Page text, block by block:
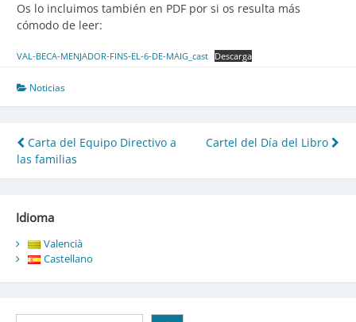
Os lo incluimos también en PDF por si os resulta más
cómodo de leer:
VAL-BECA-MENJADOR-FINS-EL-6-DE-MAIG_cast Descarga
Noticias
Navegación
de
Carta del Equipo Directivo a
las familias
Cartel del Día del Libro
Idioma
Valencià
Castellano